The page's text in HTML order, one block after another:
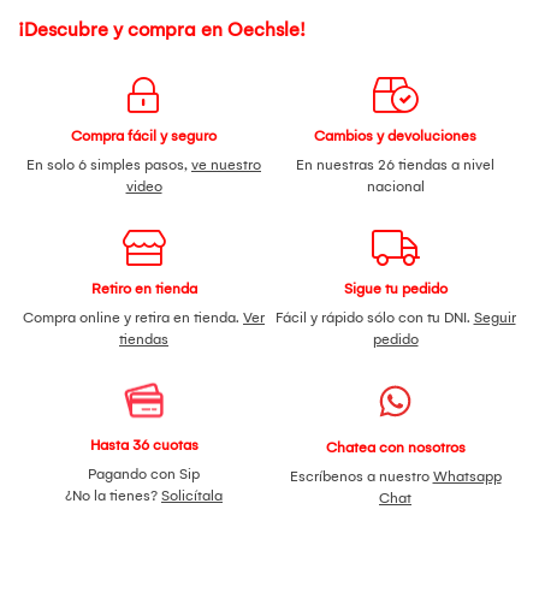
¡Descubre y compra en Oechsle!
Compra fácil y seguro
En solo 6 simples pasos, ve nuestro
video
Cambios y devoluciones
En nuestras 26 tiendas a nivel
nacional
Retiro en tienda
Compra online y retira en tienda. Ver
tiendas
Sigue tu pedido
Fácil y rápido sólo con tu DNI. Seguir
pedido
Hasta 36 cuotas
Pagando con Sip
¿No la tienes? Solicítala
Chatea con nosotros
Escríbenos a nuestro Whatsapp
Chat